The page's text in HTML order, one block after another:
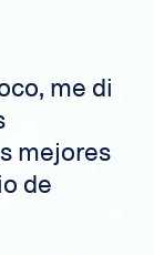
me di
mejores
de